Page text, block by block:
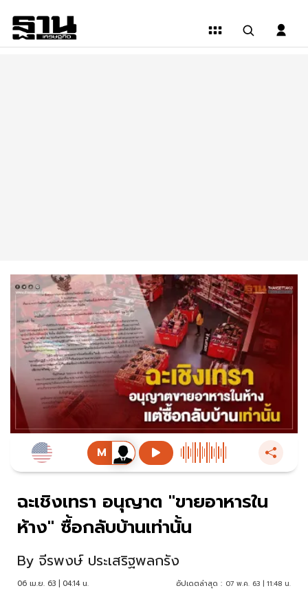
ฉะเชิงเทรา อนุญาต "ขายอาหารใน
ห้าง" ซื้อกลับบ้านเท่านั้น
By จีรพงษ์ ประเสริฐพลกรัง
06 เม.ย. 63 | 04:14 น. อัปเดตล่าสุด : 07 พ.ค. 63 | 11:48 น.